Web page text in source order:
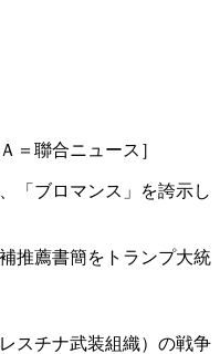
＝聯合ニュース］
「ブロマンス」を誇示し
推薦書簡をトランプ大統
スチナ武装組織）の戦争